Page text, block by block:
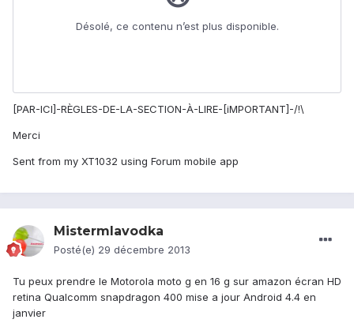
[PAR-ICI]-RÈGLES-DE-LA-SECTION-À-LIRE-[iMPORTANT]-/!\
Merci
Sent from my XT1032 using Forum mobile app
Mistermlavodka
Posté(e) 29 décembre 2013
Tu peux prendre le Motorola moto g en 16 g sur amazon écran HD
retina Qualcomm snapdragon 400 mise a jour Android 4.4 en
janvier